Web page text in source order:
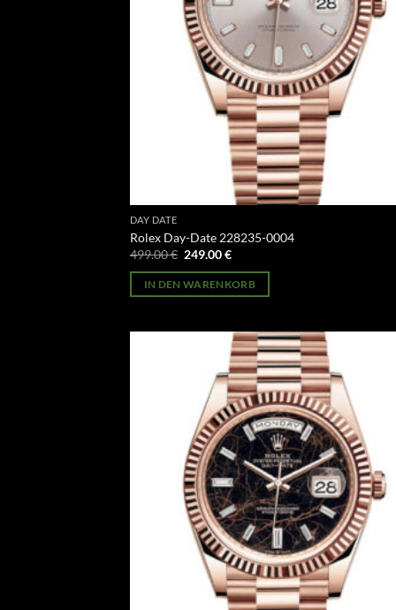
DAY DATE
Rolex Day-Date 228235-0004
499.00€ Ursprünglicher
war:
499.00 €
249.00€Aktueller
ist:
249.00 €.
IN DEN WARENKORB